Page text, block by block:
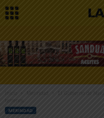
Inicio
El Gobierno de
MERINDAD